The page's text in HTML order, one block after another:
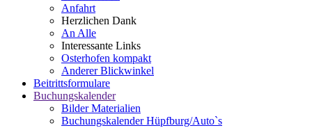
Anfahrt
Herzlichen Dank
An Alle
Interessante Links
Osterhofen kompakt
Anderer Blickwinkel
Beitrittsformulare
Buchungskalender
Bilder Materialien
Buchungskalender Hüpfburg/Auto`s